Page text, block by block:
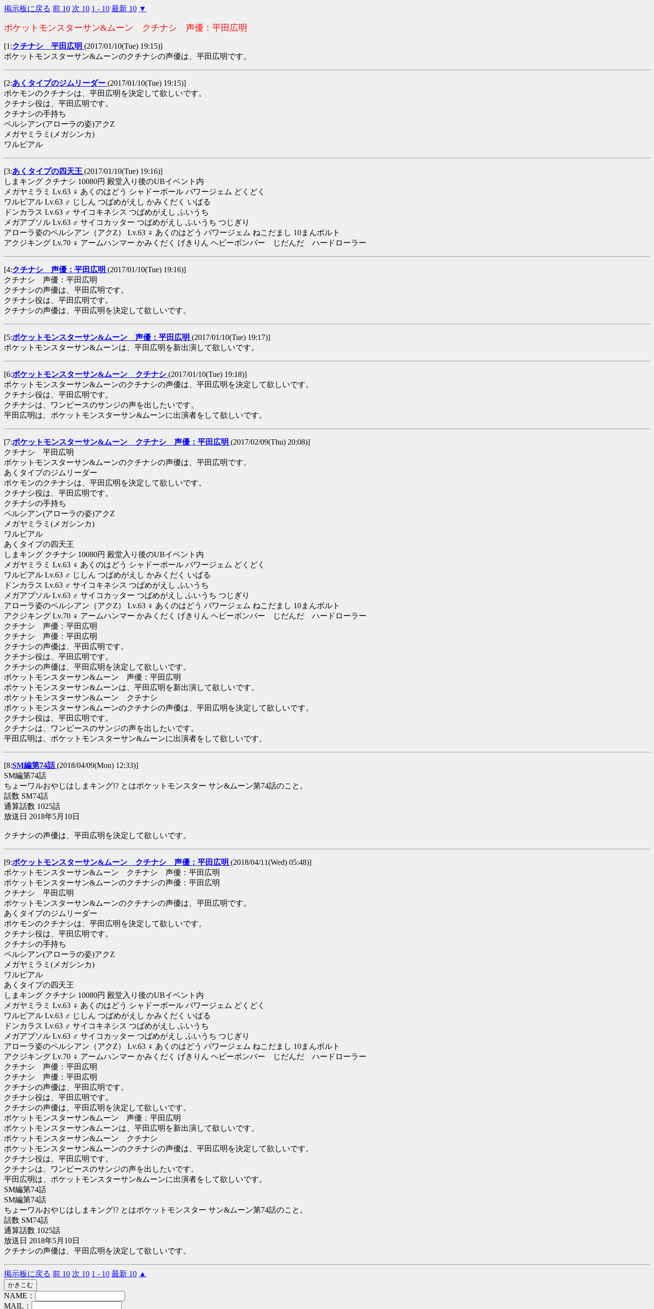
掲示板に戻る 前 10 次 10 1 - 10 最新 10 ▼
ポケットモンスターサン&ムーン クチナシ 声優：平田広明
[1:クチナシ 平田広明 (2017/01/10(Tue) 19:15)]
ポケットモンスターサン&ムーンのクチナシの声優は、平田広明です。
[2:あくタイプのジムリーダー (2017/01/10(Tue) 19:15)]
ポケモンのクチナシは、平田広明を決定して欲しいです。
クチナシ役は、平田広明です。
クチナシの手持ち
ペルシアン(アローラの姿)アクZ
メガヤミラミ(メガシンカ)
ワルビアル
[3:あくタイプの四天王 (2017/01/10(Tue) 19:16)]
しまキング クチナシ 10080円 殿堂入り後のUBイベント内
メガヤミラミ Lv.63 ♀ あくのはどう シャドーボール パワージェム どくどく
ワルビアル Lv.63 ♂ じしん つばめがえし かみくだく いばる
ドンカラス Lv.63 ♂ サイコキネシス つばめがえし ふいうち
メガアブソル Lv.63 ♂ サイコカッター つばめがえし ふいうち つじぎり
アローラ姿のペルシアン（アクZ） Lv.63 ♀ あくのはどう パワージェム ねこだまし 10まんボルト
アクジキング Lv.70 ♀ アームハンマー かみくだく げきりん ヘビーボンバー じだんだ ハードローラー
[4:クチナシ 声優：平田広明 (2017/01/10(Tue) 19:16)]
クチナシ 声優：平田広明
クチナシの声優は、平田広明です。
クチナシ役は、平田広明です。
クチナシの声優は、平田広明を決定して欲しいです。
[5:ポケットモンスターサン&ムーン 声優：平田広明 (2017/01/10(Tue) 19:17)]
ポケットモンスターサン&ムーンは、平田広明を新出演して欲しいです。
[6:ポケットモンスターサン&ムーン クチナシ (2017/01/10(Tue) 19:18)]
ポケットモンスターサン&ムーンのクチナシの声優は、平田広明を決定して欲しいです。
クチナシ役は、平田広明です。
クチナシは、ワンピースのサンジの声を出したいです。
平田広明は、ポケットモンスターサン&ムーンに出演者をして欲しいです。
[7:ポケットモンスターサン&ムーン クチナシ 声優：平田広明 (2017/02/09(Thu) 20:08)]
クチナシ 平田広明
ポケットモンスターサン&ムーンのクチナシの声優は、平田広明です。
あくタイプのジムリーダー
ポケモンのクチナシは、平田広明を決定して欲しいです。
クチナシ役は、平田広明です。
クチナシの手持ち
ペルシアン(アローラの姿)アクZ
メガヤミラミ(メガシンカ)
ワルビアル
あくタイプの四天王
しまキング クチナシ 10080円 殿堂入り後のUBイベント内
メガヤミラミ Lv.63 ♀ あくのはどう シャドーボール パワージェム どくどく
ワルビアル Lv.63 ♂ じしん つばめがえし かみくだく いばる
ドンカラス Lv.63 ♂ サイコキネシス つばめがえし ふいうち
メガアブソル Lv.63 ♂ サイコカッター つばめがえし ふいうち つじぎり
アローラ姿のペルシアン（アクZ） Lv.63 ♀ あくのはどう パワージェム ねこだまし 10まんボルト
アクジキング Lv.70 ♀ アームハンマー かみくだく げきりん ヘビーボンバー じだんだ ハードローラー
クチナシ 声優：平田広明
クチナシ 声優：平田広明
クチナシの声優は、平田広明です。
クチナシ役は、平田広明です。
クチナシの声優は、平田広明を決定して欲しいです。
ポケットモンスターサン&ムーン 声優：平田広明
ポケットモンスターサン&ムーンは、平田広明を新出演して欲しいです。
ポケットモンスターサン&ムーン クチナシ
ポケットモンスターサン&ムーンのクチナシの声優は、平田広明を決定して欲しいです。
クチナシ役は、平田広明です。
クチナシは、ワンピースのサンジの声を出したいです。
平田広明は、ポケットモンスターサン&ムーンに出演者をして欲しいです。
[8:SM編第74話(2018/04/09(Mon) 12:33)]
SM編第74話
ちょーワルおやじはしまキング!? とはポケットモンスター サン&ムーン第74話のこと。
話数 SM74話
通算話数 1025話
放送日 2018年5月10日
クチナシの声優は、平田広明を決定して欲しいです。
[9:ポケットモンスターサン&ムーン クチナシ 声優：平田広明 (2018/04/11(Wed) 05:48)]
ポケットモンスターサン&ムーン クチナシ 声優：平田広明
ポケットモンスターサン&ムーンのクチナシの声優：平田広明
クチナシ 平田広明
ポケットモンスターサン&ムーンのクチナシの声優は、平田広明です。
あくタイプのジムリーダー
ポケモンのクチナシは、平田広明を決定して欲しいです。
クチナシ役は、平田広明です。
クチナシの手持ち
ペルシアン(アローラの姿)アクZ
メガヤミラミ(メガシンカ)
ワルビアル
あくタイプの四天王
しまキング クチナシ 10080円 殿堂入り後のUBイベント内
メガヤミラミ Lv.63 ♀ あくのはどう シャドーボール パワージェム どくどく
ワルビアル Lv.63 ♂ じしん つばめがえし かみくだく いばる
ドンカラス Lv.63 ♂ サイコキネシス つばめがえし ふいうち
メガアブソル Lv.63 ♂ サイコカッター つばめがえし ふいうち つじぎり
アローラ姿のペルシアン（アクZ） Lv.63 ♀ あくのはどう パワージェム ねこだまし 10まんボルト
アクジキング Lv.70 ♀ アームハンマー かみくだく げきりん ヘビーボンバー じだんだ ハードローラー
クチナシ 声優：平田広明
クチナシ 声優：平田広明
クチナシの声優は、平田広明です。
クチナシ役は、平田広明です。
クチナシの声優は、平田広明を決定して欲しいです。
ポケットモンスターサン&ムーン 声優：平田広明
ポケットモンスターサン&ムーンは、平田広明を新出演して欲しいです。
ポケットモンスターサン&ムーン クチナシ
ポケットモンスターサン&ムーンのクチナシの声優は、平田広明を決定して欲しいです。
クチナシ役は、平田広明です。
クチナシは、ワンピースのサンジの声を出したいです。
平田広明は、ポケットモンスターサン&ムーンに出演者をして欲しいです。
SM編第74話
SM編第74話
ちょーワルおやじはしまキング!? とはポケットモンスター サン&ムーン第74話のこと。
話数 SM74話
通算話数 1025話
放送日 2018年5月10日
クチナシの声優は、平田広明を決定して欲しいです。
掲示板に戻る 前 10 次 10 1 - 10 最新 10 ▲
NAME：
MAIL：